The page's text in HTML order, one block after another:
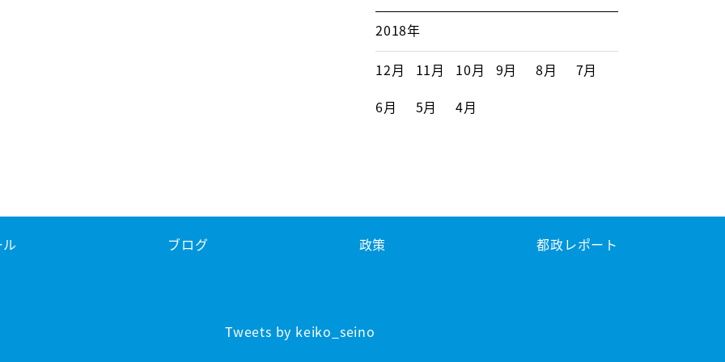
2018年
12月 11月 10月 9月 8月
7月
6月
5月 4月
ブログ 政策 都政レポート
Tweets by keiko_seino